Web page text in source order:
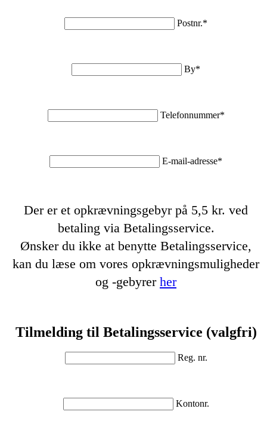
Postnr.*
By*
Telefonnummer*
E-mail-adresse*
Der er et opkrævningsgebyr på 5,5 kr. ved
betaling via Betalingsservice.
Ønsker du ikke at benytte Betalingsservice,
kan du læse om vores opkrævningsmuligheder
og -gebyrer her
Tilmelding til Betalingsservice (valgfri)
Reg. nr.
Kontonr.